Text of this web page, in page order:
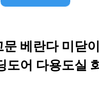
베란다 미닫
도어 다용도실